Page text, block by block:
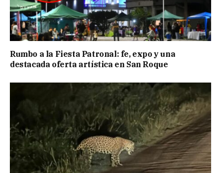
Rumbo a la Fiesta Patronal: fe, expo y una
destacada oferta artística en San Roque